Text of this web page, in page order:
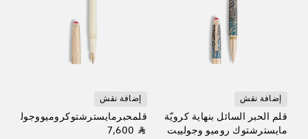
إضافة نقش
قلم الحبر السائل بنهاية كرويّة
مايسترشتوك روميو وجولييت
إضافة نقش
⃁ 7,600